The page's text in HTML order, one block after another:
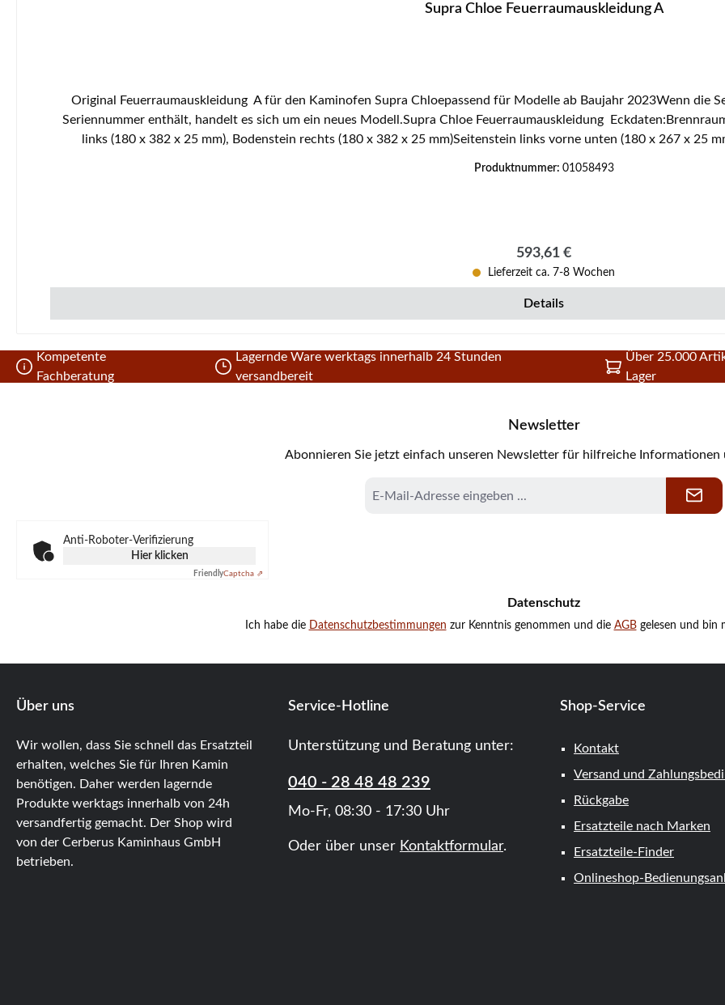
Supra Chloe Feuerraumauskleidung A
Original Feuerraumauskleidung A für den Kaminofen Supra Chloepassend für Modelle ab Baujahr 2023Wenn die
Seriennummer enthält, handelt es sich um ein neues Modell.Supra Chloe Feuerraumauskleidung
links (180 x 382 x 25 mm), Bodenstein rechts (180 x 382 x 25 mm)Seitenstein links vorne unten (180 x 267 x 25
Produktnummer: 01058493
Regulärer Preis:
593,61 €
Lieferzeit ca. 7-8 Wochen
Details
Kompetente
Fachberatung
Lagernde Ware werktags innerhalb 24 Stunden
versandbereit
Über 25.000
Lager
Newsletter
Abonnieren Sie jetzt einfach unseren Newsletter für hilfreiche Informationen
Mail-
Anti-Roboter-Verifizierung
Hier klicken
FriendlyCaptcha ⇗
Datenschutz
Ich habe die Datenschutzbestimmungen zur Kenntnis genommen und die AGBgelesen und bin
Über uns
Wir wollen, dass Sie schnell das Ersatzteil
erhalten, welches Sie für Ihren Kamin
benötigen. Daher werden lagernde
Produkte werktags innerhalb von 24h
versandfertig gemacht. Der Shop wird
von der Cerberus Kaminhaus GmbH
betrieben.
Service-Hotline
Unterstützung und Beratung unter:
040 - 28 48 48 239
Mo-Fr, 08:30 - 17:30 Uhr
Oder über unser Kontaktformular.
Shop-Service
Kontakt
Versand und
Rückgabe
Ersatzteile nach Marken
Ersatzteile-Finder
Onlineshop-